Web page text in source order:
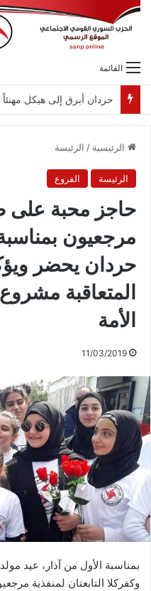
القائمة
الرئيسية / الرئيسة
الرئيسة الفروع
حاجز محبة على
مرجعيون
حردان يحضر
المتعاقبة
الأمة
11/03/2019
بمناسبة الأول من آذار، عيد
وكفركلا التابعتان لمنفذية